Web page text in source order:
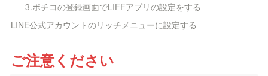
3.ポチコの登録画面でLIFFアプリの設定をする
LINE公式アカウントのリッチメニューに設定する
ご注意ください